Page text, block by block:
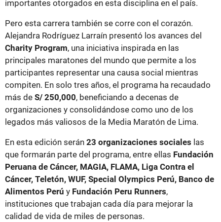
importantes otorgados en esta disciplina en el país.
Pero esta carrera también se corre con el corazón.
Alejandra Rodríguez Larraín presentó los avances del
Charity Program, una iniciativa inspirada en las
principales maratones del mundo que permite a los
participantes representar una causa social mientras
compiten. En solo tres años, el programa ha recaudado
más de S/ 250,000, beneficiando a decenas de
organizaciones y consolidándose como uno de los
legados más valiosos de la Media Maratón de Lima.
En esta edición serán 23 organizaciones sociales las
que formarán parte del programa, entre ellas Fundación
Peruana de Cáncer, MAGIA, FLAMA, Liga Contra el
Cáncer, Teletón, WUF, Special Olympics Perú, Banco de
Alimentos Perú y Fundación Peru Runners,
instituciones que trabajan cada día para mejorar la
calidad de vida de miles de personas.